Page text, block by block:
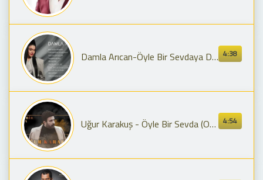
4:38
Damla Arıcan-Öyle Bir Sevdaya Düşmüşüm
4:54
Uğur Karakuş - Öyle Bir Sevda (Official Audio Video)